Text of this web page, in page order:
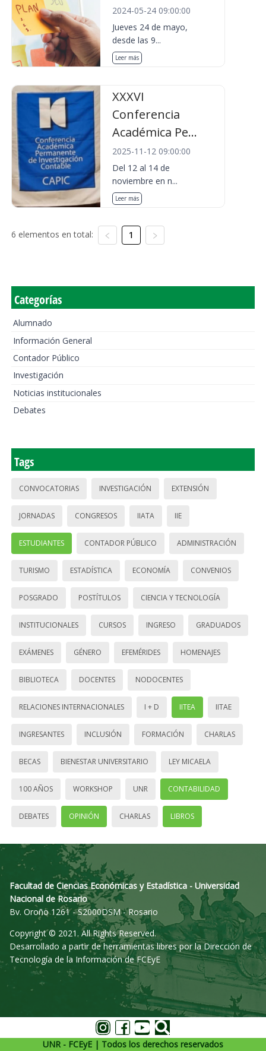
2024-05-24 09:00:00
Jueves 24 de mayo,
desde las 9...
Leer más
XXXVI
Conferencia
Académica Pe...
2025-11-12 09:00:00
Del 12 al 14 de
noviembre en n...
Leer más
6 elementos en total: 1
Categorías
Alumnado
Información General
Contador Público
Investigación
Noticias institucionales
Debates
Tags
CONVOCATORIAS INVESTIGACIÓN EXTENSIÓN
JORNADAS CONGRESOS IIATA IIE
ESTUDIANTES CONTADOR PÚBLICO ADMINISTRACIÓN
TURISMO ESTADÍSTICA ECONOMÍA CONVENIOS
POSGRADO POSTÍTULOS CIENCIA Y TECNOLOGÍA
INSTITUCIONALES CURSOS INGRESO GRADUADOS
EXÁMENES GÉNERO EFEMÉRIDES HOMENAJES
BIBLIOTECA DOCENTES NODOCENTES
RELACIONES INTERNACIONALES I + D IITEA IITAE
INGRESANTES INCLUSIÓN FORMACIÓN CHARLAS
BECAS BIENESTAR UNIVERSITARIO LEY MICAELA
100 AÑOS WORKSHOP UNR CONTABILIDAD
DEBATES OPINIÓN CHARLAS LIBROS
Facultad de Ciencias Económicas y Estadística - Universidad
Nacional de Rosario
Bv. Oroño 1261 - S2000DSM - Rosario
Copyright © 2021. All Rights Reserved.
Desarrollado a partir de herramientas libres por la Dirección de
Tecnología de la Información de FCEyE
UNR - FCEyE | Todos los derechos reservados